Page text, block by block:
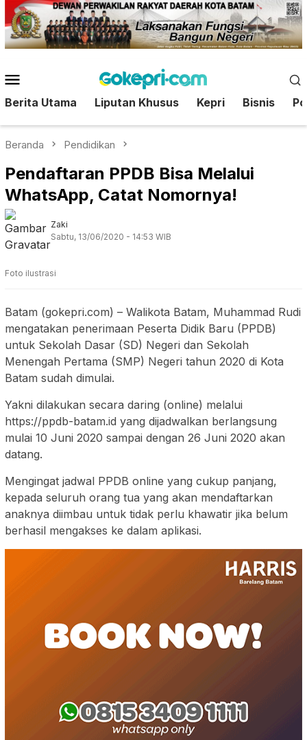
Loncat
ke
konten
Mobile
Berita Utama Liputan Khusus Kepri Bisnis
Beranda Pendidikan
Pendaftaran PPDB Bisa Melalui
WhatsApp, Catat Nomornya!
Zaki
Sabtu, 13/06/2020 - 14:53 WIB
Foto ilustrasi
Batam (gokepri.com) – Walikota Batam, Muhammad Rudi
mengatakan penerimaan Peserta Didik Baru (PPDB)
untuk Sekolah Dasar (SD) Negeri dan Sekolah
Menengah Pertama (SMP) Negeri tahun 2020 di Kota
Batam sudah dimulai.
Yakni dilakukan secara daring (online) melalui
https://ppdb-batam.id yang dijadwalkan berlangsung
mulai 10 Juni 2020 sampai dengan 26 Juni 2020 akan
datang.
Mengingat jadwal PPDB online yang cukup panjang,
kepada seluruh orang tua yang akan mendaftarkan
anaknya diimbau untuk tidak perlu khawatir jika belum
berhasil mengakses ke dalam aplikasi.